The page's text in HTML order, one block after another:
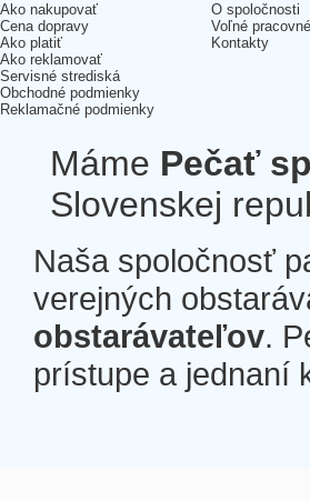
Ako nakupovať
Cena dopravy
Ako platiť
Ako reklamovať
Servisné strediská
Obchodné podmienky
Reklamačné podmienky
O spoločnosti
Voľné
Kontakty
Máme Pečať
Slovenskej
Naša spoločnosť
verejných
obstarávateľov.
prístupe a jednaní